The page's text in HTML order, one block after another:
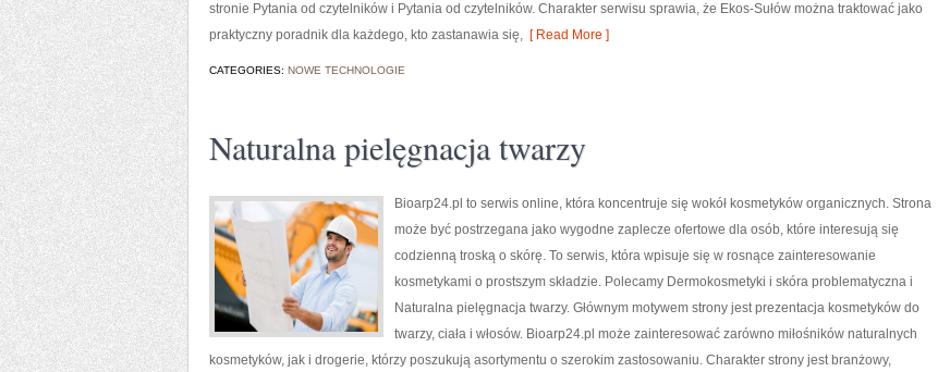
stronie Pytania od czytelników i Pytania od czytelników. Charakter serwisu sprawia, że Ekos-Sułów można traktować jako
praktyczny poradnik dla każdego, kto zastanawia się, [ Read More ]
CATEGORIES: NOWE TECHNOLOGIE
Naturalna pielęgnacja twarzy
Bioarp24.pl to serwis online, która koncentruje się wokół kosmetyków organicznych. Strona
może być postrzegana jako wygodne zaplecze ofertowe dla osób, które interesują się
codzienną troską o skórę. To serwis, która wpisuje się w rosnące zainteresowanie
kosmetykami o prostszym składzie. Polecamy Dermokosmetyki i skóra problematyczna i
Naturalna pielęgnacja twarzy. Głównym motywem strony jest prezentacja kosmetyków do
twarzy, ciała i włosów. Bioarp24.pl może zainteresować zarówno miłośników naturalnych
kosmetyków, jak i drogerie, którzy poszukują asortymentu o szerokim zastosowaniu. Charakter strony jest branżowy,